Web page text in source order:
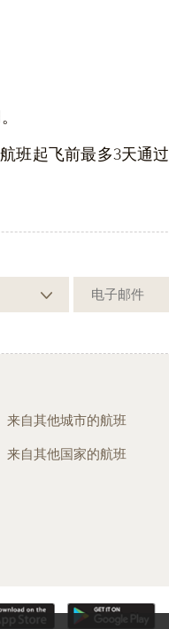
班起飞前最多3天通过
来自其他城市的航班
来自其他国家的航班